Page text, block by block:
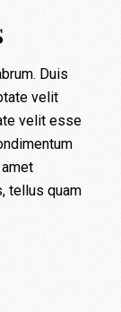
Duis
velit
velit esse
tellus quam